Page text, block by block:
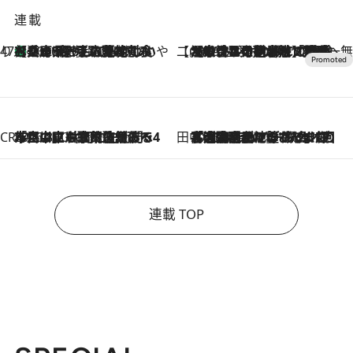
連載
47都道府県の手みやげ ひんやりスイーツで夏を満喫
2026.8.8
【兵庫県】この夏絶対食べたい 冷やしておいしいおやつ3選 淡路島の恵みをジェラートに集約 【CREA×星野リゾート】唯一無二。癒しと発見が待つ場所へ
2026.8.7
【トンボの足水浴】ヒノキの香りに包まれて涼感マックス！約13℃の湧水かけ流しを避暑地「星野温泉 トンボの湯」で体験
CREA'S CHOICE
2026.8.7
「立川にも歌舞伎があるんだよ」 片岡仁左衛門・市川中車ら豪華座組みで4年目の立川立飛歌舞伎へ 田中稲の勝手に再ブーム
2026.8.7
「湘南乃風に憧れて」観客大盛上がりの“タオル回し”に、ラッパー顔負けの高速歌唱まで…さだまさし（74）のアグレッシブすぎる現在地
連載 TOP